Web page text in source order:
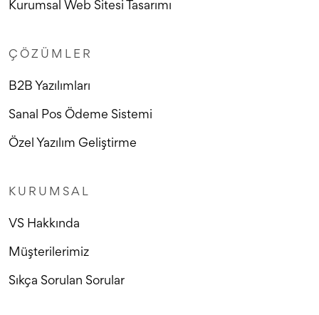
Kurumsal Web Sitesi Tasarımı
ÇÖZÜMLER
B2B Yazılımları
Sanal Pos Ödeme Sistemi
Özel Yazılım Geliştirme
KURUMSAL
VS Hakkında
Müşterilerimiz
Sıkça Sorulan Sorular